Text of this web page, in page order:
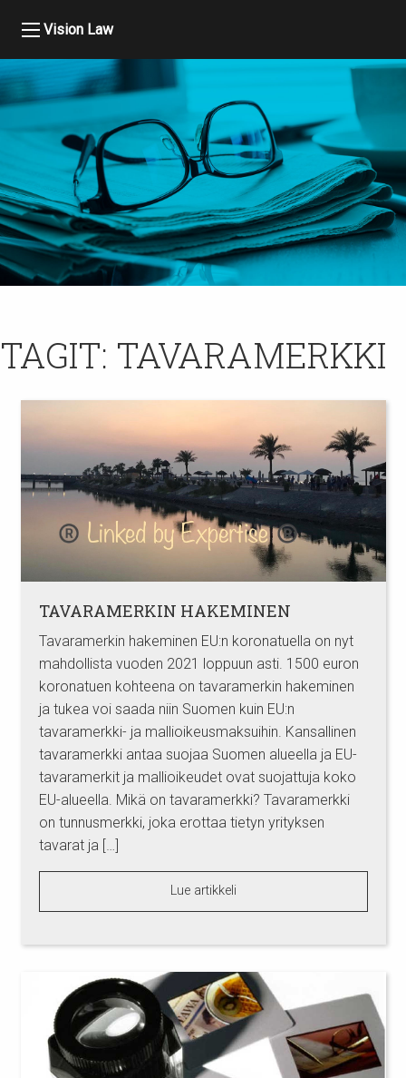
Vision Law
TAGIT: TAVARAMERKKI
TAVARAMERKIN HAKEMINEN
Tavaramerkin hakeminen EU:n koronatuella on nyt
mahdollista vuoden 2021 loppuun asti. 1500 euron
koronatuen kohteena on tavaramerkin hakeminen
ja tukea voi saada niin Suomen kuin EU:n
tavaramerkki- ja mallioikeusmaksuihin. Kansallinen
tavaramerkki antaa suojaa Suomen alueella ja EU-
tavaramerkit ja mallioikeudet ovat suojattuja koko
EU-alueella. Mikä on tavaramerkki? Tavaramerkki
on tunnusmerkki, joka erottaa tietyn yrityksen
tavarat ja […]
Lue artikkeli